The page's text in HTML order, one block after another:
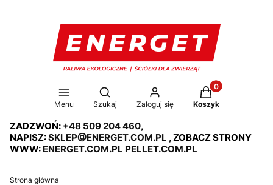
Menu
Otwórz wyszukiwarkę
Szukaj Zaloguj się
Produkty w
Koszyk
ZADZWOŃ: +48 509 204 460,
NAPISZ:SKLEP@ENERGET.COM.PL , ZOBACZ STRONY
WWW: ENERGET.COM.PL PELLET.COM.PL
Strona główna